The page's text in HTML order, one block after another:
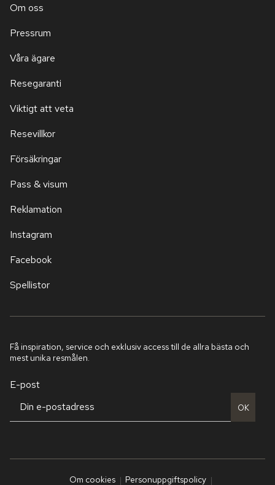
Om oss
Pressrum
Våra ägare
Resegaranti
Viktigt att veta
Resevillkor
Försäkringar
Pass & visum
Reklamation
Instagram
Facebook
Spellistor
Få inspiration, service och exklusiv access till de allra bästa och
mest unika resmålen.
E-post
OK
Om cookies Personuppgiftspolicy